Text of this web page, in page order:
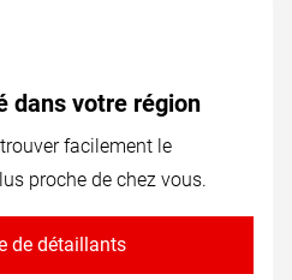
dans votre région
facilement le
proche de chez vous.
de détaillants